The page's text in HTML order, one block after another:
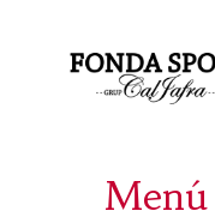
Menú